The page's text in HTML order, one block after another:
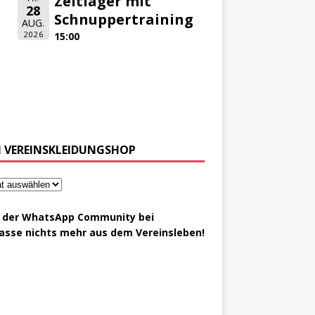
28
AUG.
2026
Schnuppertraining
15:00
WhatsApp Community bei
nichts mehr aus dem Vereinsleben!